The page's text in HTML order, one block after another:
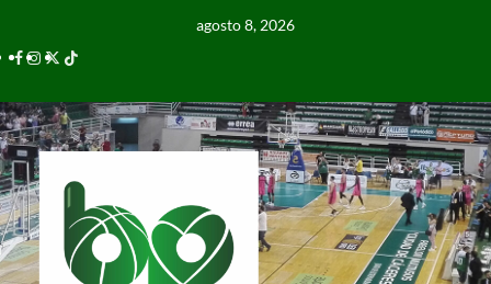
agosto 8, 2026